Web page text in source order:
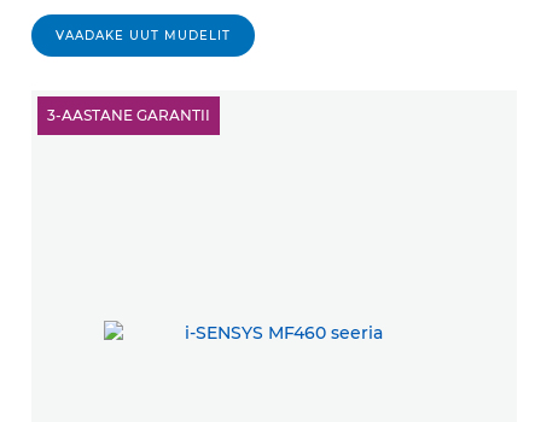
VAADAKE UUT MUDELIT
3-AASTANE GARANTII